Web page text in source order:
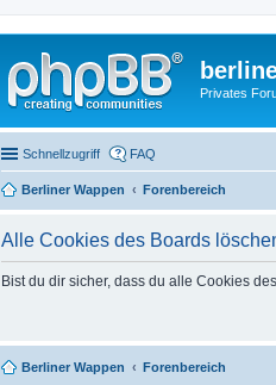
Privates
Schnellzugriff FAQ
Berliner Wappen Forenbereich
Alle Cookies des Boards
Bist du dir sicher, dass du alle Cookies
Berliner Wappen Forenbereich